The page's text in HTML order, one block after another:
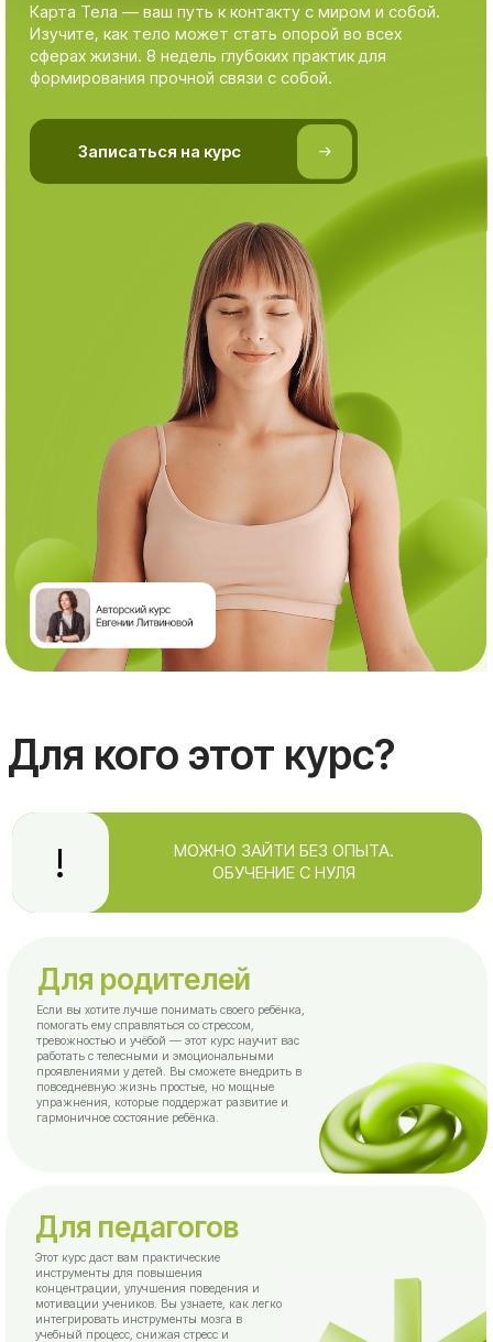
⠀⠀⠀⠀Записаться на курс
Если вы хотите лучше понимать своего ребёнка,
помогать ему справляться со стрессом,
тревожностью и учёбой — этот курс научит вас
работать с телесными и эмоциональными
проявлениями у детей. Вы сможете внедрить в
Для родителей
Этот курс даст вам практические
инструменты для повышения
концентрации, улучшения поведения и
мотивации учеников. Вы узнаете, как легко
Для педагогов
Для телесных и помогающих практиков.
Вы освоите методику, которая позволяет
мягко и глубоко работать с телом и
Для практиков
Для кого этот курс?